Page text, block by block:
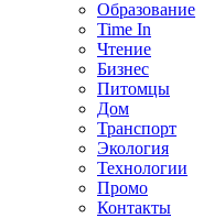
Образование
Time In
Чтение
Бизнес
Питомцы
Дом
Транспорт
Экология
Технологии
Промо
Контакты